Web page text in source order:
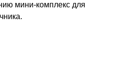
мини-комплекс для